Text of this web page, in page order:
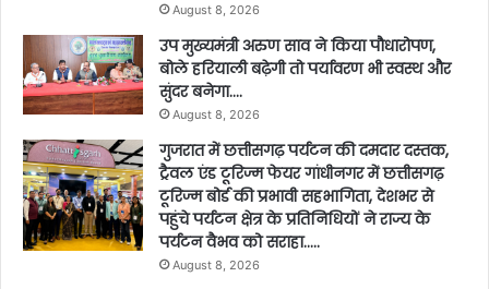
August 8, 2026
उप मुख्यमंत्री अरुण साव ने किया पौधारोपण,
बोले हरियाली बढ़ेगी तो पर्यावरण भी स्वस्थ और
सुंदर बनेगा….
August 8, 2026
गुजरात में छत्तीसगढ़ पर्यटन की दमदार दस्तक,
ट्रैवल एंड टूरिज्म फेयर गांधीनगर में छत्तीसगढ़
टूरिज्म बोर्ड की प्रभावी सहभागिता, देशभर से
पहुंचे पर्यटन क्षेत्र के प्रतिनिधियों ने राज्य के
पर्यटन वैभव को सराहा…..
August 8, 2026